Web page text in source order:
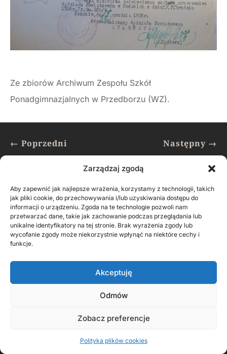
Zarządzaj zgodą
Aby zapewnić jak najlepsze wrażenia, korzystamy z technologii, takich
jak pliki cookie, do przechowywania i/lub uzyskiwania dostępu do
informacji o urządzeniu. Zgoda na te technologie pozwoli nam
przetwarzać dane, takie jak zachowanie podczas przeglądania lub
unikalne identyfikatory na tej stronie. Brak wyrażenia zgody lub
wycofanie zgody może niekorzystnie wpłynąć na niektóre cechy i
funkcje.
Akceptuję
Odmów
Zobacz preferencje
Polityka plików cookies
Ze zbiorów Archiwum Zespołu Szkół
Ponadgimnazjalnych w Przedborzu (WZ).
← Poprzedni Następny →
W tej kategorii …
TAJEMNICA KATAKUMB. GDZIE NAPRAWDĘ
SPOCZYWA (ZOB.) KS. ŻMUDOWSKI?
Zapomniany, cenny, przedborski zabytek - XIX-
wieczne katakumby. To rzadki w Polsce przypadek
budownictwa cmentarnego. Podobna budowla,
Rakowicki w Krakowie. Katakumby modne w epoce